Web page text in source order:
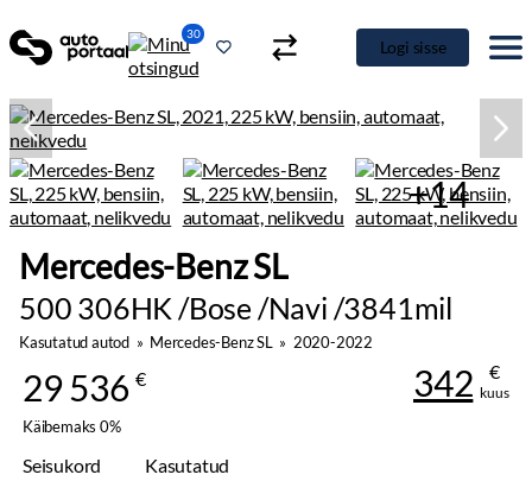
30
Logi sisse
+14
Mercedes-Benz SL
500 306HK /Bose /Navi /3841mil
Kasutatud autod » Mercedes-Benz SL » 2020-2022
29 536 € 342 €
kuus
Käibemaks 0%
Seisukord
Kasutatud